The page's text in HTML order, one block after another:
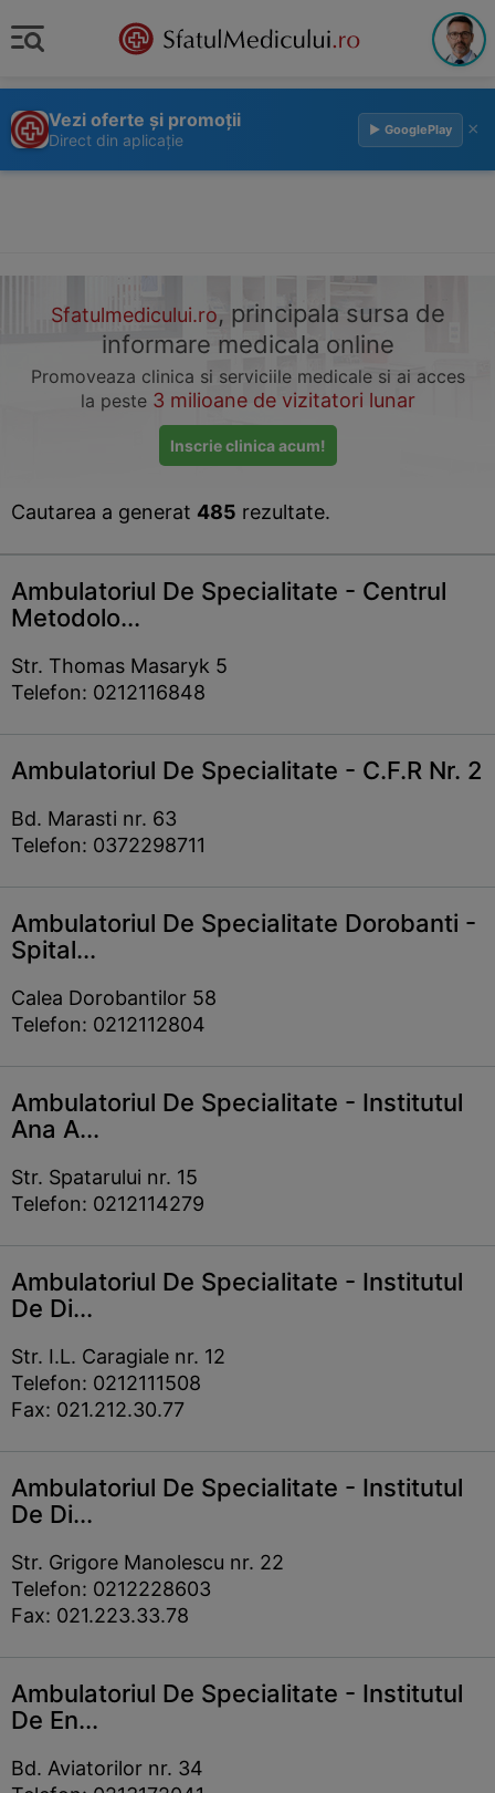
Vezi oferte și promoții
Direct din aplicație
▶ GooglePlay ×
Sfatulmedicului.ro, principala sursa de
informare medicala online
Promoveaza clinica si serviciile medicale si ai acces
la peste 3 milioane de vizitatori lunar
Inscrie clinica acum!
Cautarea a generat 485 rezultate.
Ambulatoriul De Specialitate - Centrul
Metodolo...
Str. Thomas Masaryk 5
Telefon: 0212116848
Ambulatoriul De Specialitate - C.F.R Nr. 2
Bd. Marasti nr. 63
Telefon: 0372298711
Ambulatoriul De Specialitate Dorobanti -
Spital...
Calea Dorobantilor 58
Telefon: 0212112804
Ambulatoriul De Specialitate - Institutul
Ana A...
Str. Spatarului nr. 15
Telefon: 0212114279
Ambulatoriul De Specialitate - Institutul
De Di...
Str. I.L. Caragiale nr. 12
Telefon: 0212111508
Fax: 021.212.30.77
Ambulatoriul De Specialitate - Institutul
De Di...
Str. Grigore Manolescu nr. 22
Telefon: 0212228603
Fax: 021.223.33.78
Ambulatoriul De Specialitate - Institutul
De En...
Bd. Aviatorilor nr. 34